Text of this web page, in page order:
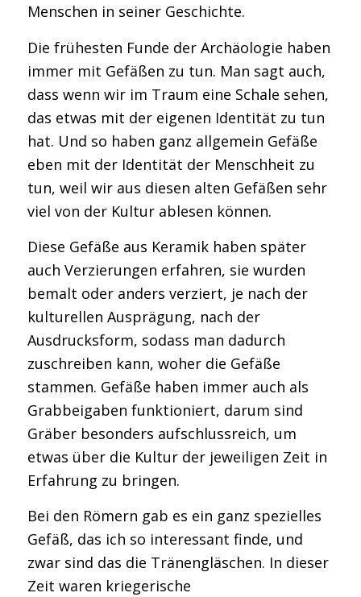
Menschen in seiner Geschichte.
Die frühesten Funde der Archäologie haben
immer mit Gefäßen zu tun. Man sagt auch,
dass wenn wir im Traum eine Schale sehen,
das etwas mit der eigenen Identität zu tun
hat. Und so haben ganz allgemein Gefäße
eben mit der Identität der Menschheit zu
tun, weil wir aus diesen alten Gefäßen sehr
viel von der Kultur ablesen können.
Diese Gefäße aus Keramik haben später
auch Verzierungen erfahren, sie wurden
bemalt oder anders verziert, je nach der
kulturellen Ausprägung, nach der
Ausdrucksform, sodass man dadurch
zuschreiben kann, woher die Gefäße
stammen. Gefäße haben immer auch als
Grabbeigaben funktioniert, darum sind
Gräber besonders aufschlussreich, um
etwas über die Kultur der jeweiligen Zeit in
Erfahrung zu bringen.
Bei den Römern gab es ein ganz spezielles
Gefäß, das ich so interessant finde, und
zwar sind das die Tränengläschen. In dieser
Zeit waren kriegerische